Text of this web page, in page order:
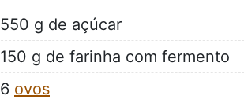
550 g de açúcar
150 g de farinha com fermento
6 ovos